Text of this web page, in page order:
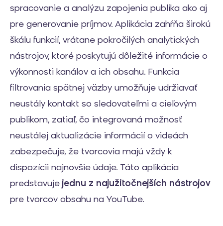
spracovanie a analýzu zapojenia publika ako aj
pre generovanie príjmov. Aplikácia zahŕňa širokú
škálu funkcií, vrátane pokročilých analytických
nástrojov, ktoré poskytujú dôležité informácie o
výkonnosti kanálov a ich obsahu. Funkcia
filtrovania spätnej väzby umožňuje udržiavať
neustály kontakt so sledovateľmi a cieľovým
publikom, zatiaľ, čo integrovaná možnosť
neustálej aktualizácie informácií o videách
zabezpečuje, že tvorcovia majú vždy k
dispozícii najnovšie údaje. Táto aplikácia
predstavuje jednu z najužitočnejších nástrojov
pre tvorcov obsahu na YouTube.